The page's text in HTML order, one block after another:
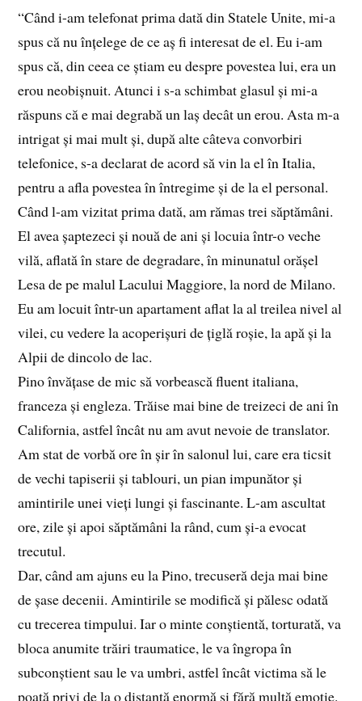
“Când i-am telefonat prima dată din Statele Unite, mi-a
spus că nu înțelege de ce aș fi interesat de el. Eu i-am
spus că, din ceea ce știam eu despre povestea lui, era un
erou neobișnuit. Atunci i s-a schimbat glasul și mi-a
răspuns că e mai degrabă un laș decât un erou. Asta m-a
intrigat și mai mult și, după alte câteva convorbiri
telefonice, s-a declarat de acord să vin la el în Italia,
pentru a afla povestea în întregime și de la el personal.
Când l-am vizitat prima dată, am rămas trei săptămâni.
El avea șaptezeci și nouă de ani și locuia într-o veche
vilă, aflată în stare de degradare, în minunatul orășel
Lesa de pe malul Lacului Maggiore, la nord de Milano.
Eu am locuit într-un apartament aflat la al treilea nivel al
vilei, cu vedere la acoperișuri de țiglă roșie, la apă și la
Alpii de dincolo de lac.
Pino învățase de mic să vorbească fluent italiana,
franceza și engleza. Trăise mai bine de treizeci de ani în
California, astfel încât nu am avut nevoie de translator.
Am stat de vorbă ore în șir în salonul lui, care era ticsit
de vechi tapiserii și tablouri, un pian impunător și
amintirile unei vieți lungi și fascinante. L-am ascultat
ore, zile și apoi săptămâni la rând, cum și-a evocat
trecutul.
Dar, când am ajuns eu la Pino, trecuseră deja mai bine
de șase decenii. Amintirile se modifică și pălesc odată
cu trecerea timpului. Iar o minte conștientă, torturată, va
bloca anumite trăiri traumatice, le va îngropa în
subconștient sau le va umbri, astfel încât victima să le
poată privi de la o distanță enormă și fără multă emoție.